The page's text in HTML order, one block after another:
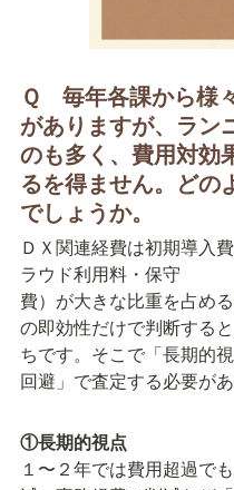
Ｑ　毎年各課から様
がありますが、ラン
のも多く、費用対効
るを得ません。どの
ＤＸ関連経費は初期導入
ラウド利用料・保守
費）が大きな比重を占め
の即効性だけで判断する
ちです。そこで「長期的
回避」で査定する必要があ
１〜２年では費用超過で